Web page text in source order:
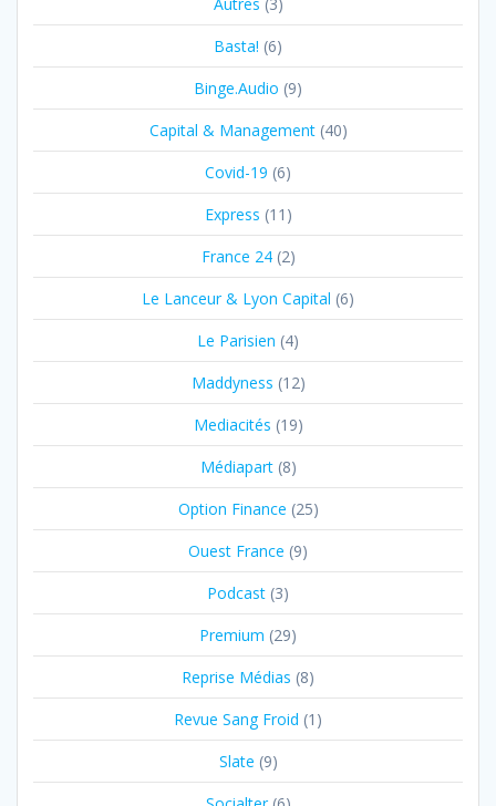
Basta! (6)
Binge.Audio (9)
Capital & Management(40)
Covid-19 (6)
Express (11)
France 24(2)
Le Lanceur & Lyon Capital (6)
Le Parisien (4)
Maddyness (12)
Mediacités (19)
Médiapart(8)
Option Finance (25)
Ouest France (9)
Podcast (3)
Premium (29)
Reprise Médias (8)
Revue Sang Froid (1)
Slate (9)